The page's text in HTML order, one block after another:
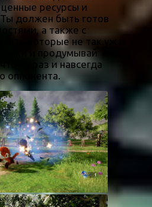
ресурсы и
должен быть готов
а также с
которые не так уж и
и продумывай
раз и навсегда
оппонента.